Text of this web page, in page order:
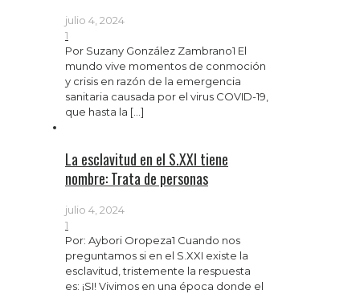
julio 4, 2024
1
Por Suzany González Zambrano1 El
mundo vive momentos de conmoción
y crisis en razón de la emergencia
sanitaria causada por el virus COVID-19,
que hasta la […]
La esclavitud en el S.XXI tiene
nombre: Trata de personas
julio 4, 2024
1
Por: Aybori Oropeza1 Cuando nos
preguntamos si en el S.XXI existe la
esclavitud, tristemente la respuesta
es: ¡SI! Vivimos en una época donde el